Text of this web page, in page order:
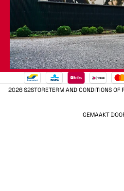
2026 S2STORETERM AND CONDITIONS OF
GEMAAKT